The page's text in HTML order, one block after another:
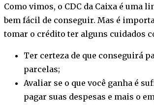
Como vimos, o CDC da Caixa é uma
bem fácil de conseguir. Mas é
tomar o crédito ter alguns cuidados
Ter certeza de que conseguirá
parcelas;
Avaliar se o que você ganha é
pagar suas despesas e mais o